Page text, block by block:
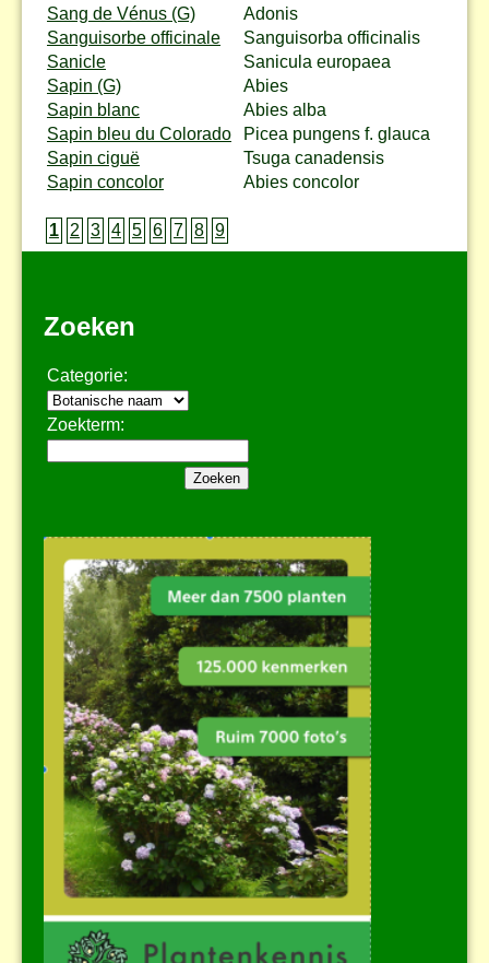
Sang de Vénus (G)
Adonis
Sanguisorbe officinale
Sanguisorba officinalis
Sanicle
Sanicula europaea
Sapin (G)
Abies
Sapin blanc
Abies alba
Sapin bleu du Colorado
Picea pungens f. glauca
Sapin ciguë
Tsuga canadensis
Sapin concolor
Abies concolor
1 2 3 4 5 6 7 8 9
Zoeken
Categorie:
Zoekterm: